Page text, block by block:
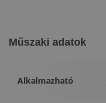
Műszaki adatok
Alkalmazható